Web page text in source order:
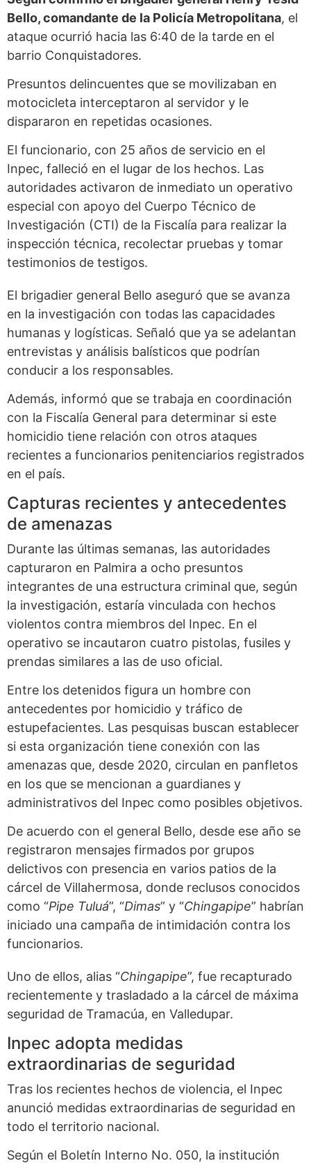
Bello, comandante de la Policía Metropolitana, el
ataque ocurrió hacia las 6:40 de la tarde en el
barrio Conquistadores.
Presuntos delincuentes que se movilizaban en
motocicleta interceptaron al servidor y le
dispararon en repetidas ocasiones.
El funcionario, con 25 años de servicio en el
Inpec, falleció en el lugar de los hechos. Las
autoridades activaron de inmediato un operativo
especial con apoyo del Cuerpo Técnico de
Investigación (CTI) de la Fiscalía para realizar la
inspección técnica, recolectar pruebas y tomar
testimonios de testigos.
El brigadier general Bello aseguró que se avanza
en la investigación con todas las capacidades
humanas y logísticas. Señaló que ya se adelantan
entrevistas y análisis balísticos que podrían
conducir a los responsables.
Además, informó que se trabaja en coordinación
con la Fiscalía General para determinar si este
homicidio tiene relación con otros ataques
recientes a funcionarios penitenciarios registrados
en el país.
Capturas recientes y antecedentes
de amenazas
Durante las últimas semanas, las autoridades
capturaron en Palmira a ocho presuntos
integrantes de una estructura criminal que, según
la investigación, estaría vinculada con hechos
violentos contra miembros del Inpec. En el
operativo se incautaron cuatro pistolas, fusiles y
prendas similares a las de uso oficial.
Entre los detenidos figura un hombre con
antecedentes por homicidio y tráfico de
estupefacientes. Las pesquisas buscan establecer
si esta organización tiene conexión con las
amenazas que, desde 2020, circulan en panfletos
en los que se mencionan a guardianes y
administrativos del Inpec como posibles objetivos.
De acuerdo con el general Bello, desde ese año se
registraron mensajes firmados por grupos
delictivos con presencia en varios patios de la
cárcel de Villahermosa, donde reclusos conocidos
como “Pipe Tuluá”, “Dimas” y “Chingapipe” habrían
iniciado una campaña de intimidación contra los
funcionarios.
Uno de ellos, alias “Chingapipe”, fue recapturado
recientemente y trasladado a la cárcel de máxima
seguridad de Tramacúa, en Valledupar.
Inpec adopta medidas
extraordinarias de seguridad
Tras los recientes hechos de violencia, el Inpec
anunció medidas extraordinarias de seguridad en
todo el territorio nacional.
Según el Boletín Interno No. 050, la institución